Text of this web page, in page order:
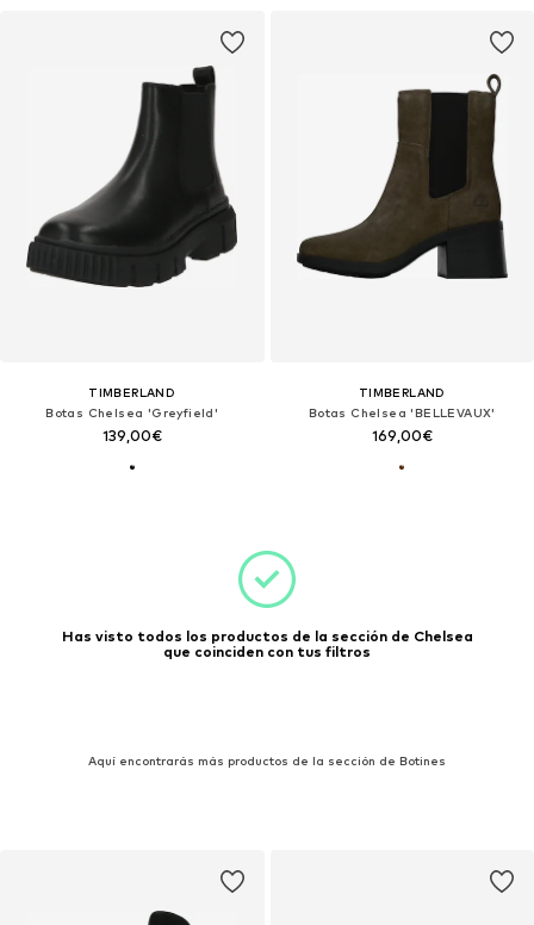
TIMBERLAND
Botas Chelsea 'Greyfield'
139,00€
TIMBERLAND
Botas Chelsea 'BELLEVAUX'
169,00€
Has visto todos los productos de la sección de Chelsea
que coinciden con tus filtros
Aquí encontrarás más productos de la sección de Botines